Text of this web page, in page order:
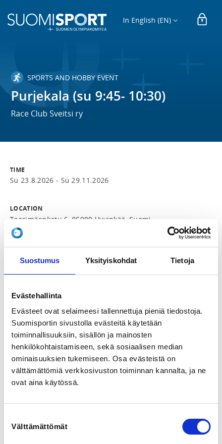
Suostumus Yksityiskohdat Tietoja
Evästehallinta
Evästeet ovat selaimeesi tallennettuja pieniä tiedostoja.
Suomisportin sivustolla evästeitä käytetään
toiminnallisuuksiin, sisällön ja mainosten
henkilökohtaistamiseen, sekä sosiaalisen median
ominaisuuksien tukemiseen. Osa evästeistä on
välttämättömiä verkkosivuston toiminnan kannalta, ja ne
ovat aina käytössä.
valinta
Välttämättömät
In English (EN)
SPORTS AND HOBBY EVENT
Purjekala (su 9:45- 10:30)
Race Club Sveitsi ry
TIME
Su 23.8.2026 - Su 29.11.2026
LOCATION
Teerimäenkatu 6, 05900 Hyvinkää, Suomi
View map
LOCALITY
SPORTS
Uinti
REGISTRATION PERIOD
Mo 15.6.2026 at 20:00 - Mo 31.8.2026 at 00:00
PRICE
Purjekala (15 kertaa) 245,00 € -
Svetlana Nyman